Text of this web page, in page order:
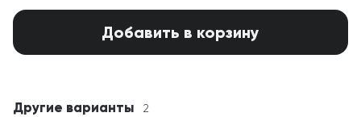
Добавить в корзину
Другие варианты 2